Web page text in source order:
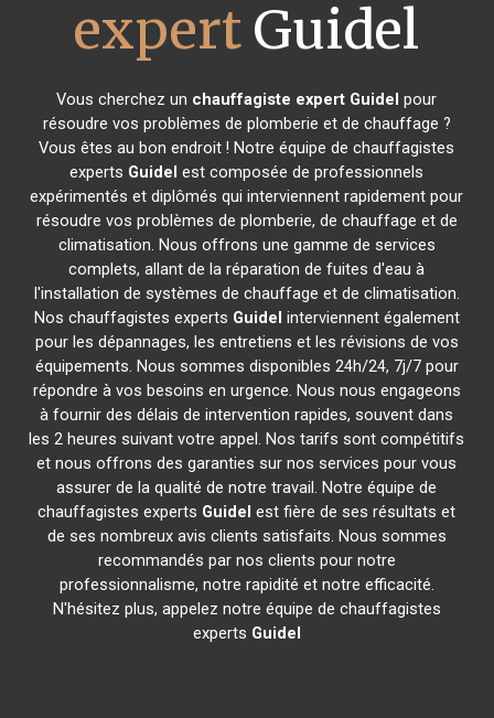
expert Guidel
Vous cherchez un chauffagiste expert Guidel pour
résoudre vos problèmes de plomberie et de chauffage ?
Vous êtes au bon endroit ! Notre équipe de chauffagistes
experts Guidel est composée de professionnels
expérimentés et diplômés qui interviennent rapidement pour
résoudre vos problèmes de plomberie, de chauffage et de
climatisation. Nous offrons une gamme de services
complets, allant de la réparation de fuites d'eau à
l'installation de systèmes de chauffage et de climatisation.
Nos chauffagistes experts Guidel interviennent également
pour les dépannages, les entretiens et les révisions de vos
équipements. Nous sommes disponibles 24h/24, 7j/7 pour
répondre à vos besoins en urgence. Nous nous engageons
à fournir des délais de intervention rapides, souvent dans
les 2 heures suivant votre appel. Nos tarifs sont compétitifs
et nous offrons des garanties sur nos services pour vous
assurer de la qualité de notre travail. Notre équipe de
chauffagistes experts Guidel est fière de ses résultats et
de ses nombreux avis clients satisfaits. Nous sommes
recommandés par nos clients pour notre
professionnalisme, notre rapidité et notre efficacité.
N'hésitez plus, appelez notre équipe de chauffagistes
experts Guidel